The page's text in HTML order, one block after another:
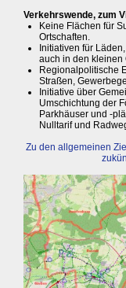
Verkehrswende, zum
Keine Flächen für
Ortschaften.
Initiativen für
auch in den kleinen
Regionalpolitische
Straßen,
Initiative über
Umschichtung der
Parkhäuser und -
Nulltarif und
Zu den allgemeinen